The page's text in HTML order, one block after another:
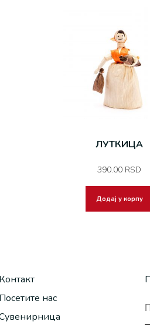
ЛУТКИЦА
390.00 RSD
Додај у корпу
Контакт
Посетите нас